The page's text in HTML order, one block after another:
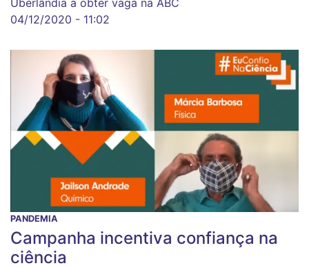
04/12/2020 - 11:02
PANDEMIA
Campanha incentiva confiança na
ciência